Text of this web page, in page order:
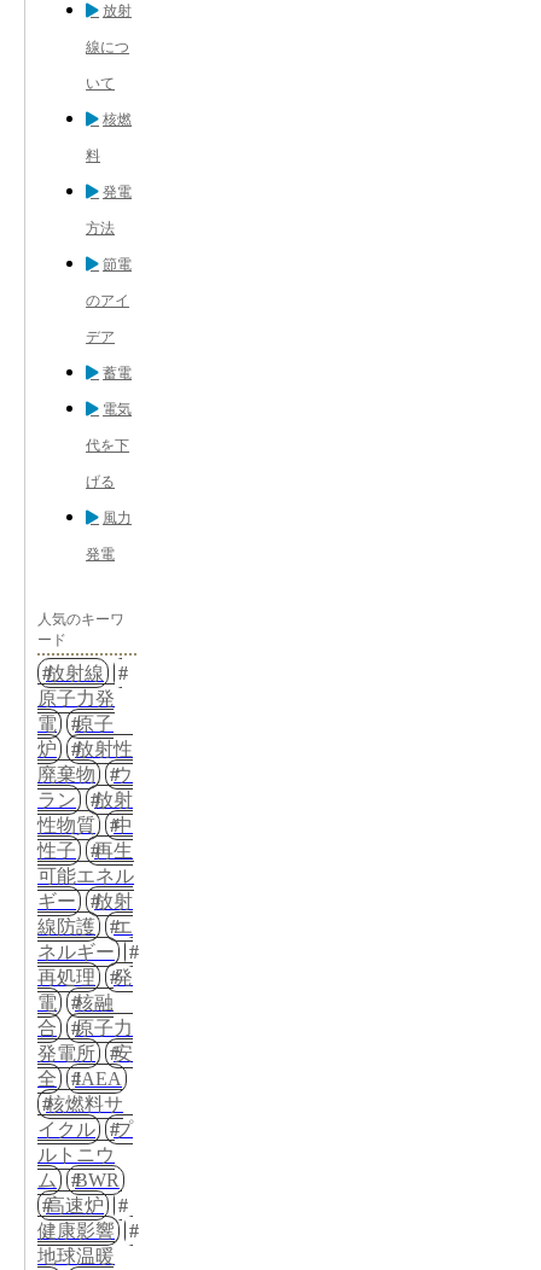
放射
線につ
いて
核燃
料
発電
方法
節電
のアイ
デア
蓄電
電気
代を下
げる
風力
発電
人気のキーワ
ード
放射線
原子力発
電
原子
炉
放射性
廃棄物
ウ
ラン
放射
性物質
中
性子
再生
可能エネル
ギー
放射
線防護
エ
ネルギー
再処理
発
電
核融
合
原子力
発電所
安
全
IAEA
核燃料サ
イクル
プ
ルトニウ
ム
BWR
高速炉
健康影響
地球温暖